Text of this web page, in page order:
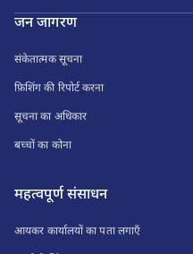
जन जागरण
संकेतात्मक सूचना
फ़िशिंग की रिपोर्ट करना
सूचना का अधिकार
बच्चों का कोना
महत्वपूर्ण संसाधन
आयकर कार्यालयों का पता लगाएँ